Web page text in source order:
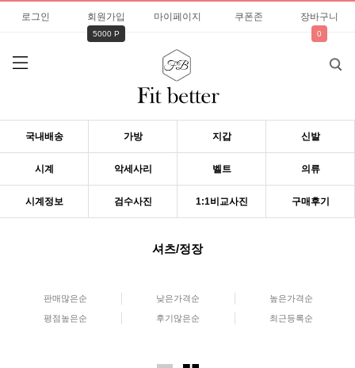
로그인 회원가입
5000 P
마이페이지 쿠폰존 장바구니
0
국내배송 가방 지갑 신발
시계 악세사리 벨트 의류
시계정보 검수사진 1:1비교사진 구매후기
셔츠/정장
판매많은순 낮은가격순 높은가격순
평점높은순 후기많은순 최근등록순